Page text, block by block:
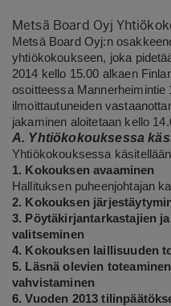
Metsä Board Oyj
Metsä Board Oyj:n
yhtiökokoukseen, joka
2014 kello 15.00 alkaen
osoitteessa
ilmoittautuneiden
jakaminen aloitetaan kello
A. Yhtiökokouksessa
Yhtiökokouksessa
1. Kokouksen avaaminen
Hallituksen puheenjohtajan
2. Kokouksen
3. Pöytäkirjantarkastajien
valitseminen
4. Kokouksen laillisuuden
5. Läsnä olevien
vahvistaminen
6. Vuoden 2013